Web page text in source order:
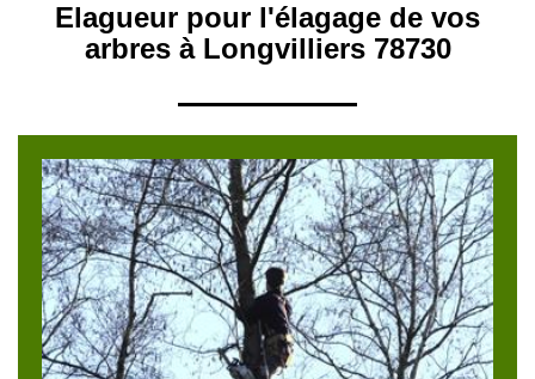
Elagueur pour l'élagage de vos
arbres à Longvilliers 78730